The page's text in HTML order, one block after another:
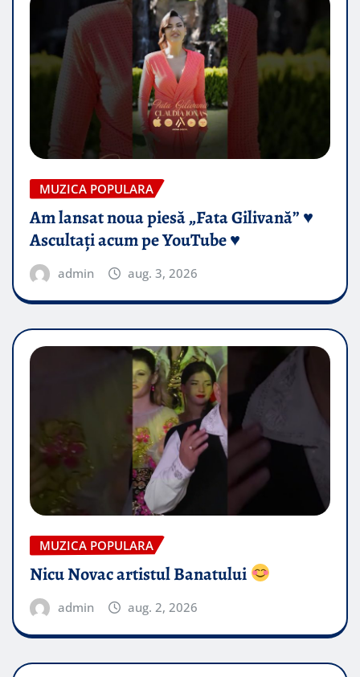
MUZICA POPULARA
Am lansat noua piesă „Fata Gilivană” ♥️
Ascultați acum pe YouTube ♥️
admin aug. 3, 2026
MUZICA POPULARA
Nicu Novac artistul Banatului
admin aug. 2, 2026